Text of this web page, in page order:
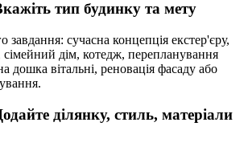
тип будинку та мету
завдання: сучасна концепція екстер'єру,
дім, котедж, перепланування
дошка вітальні, реновація фасаду або
ділянку, стиль, матеріали